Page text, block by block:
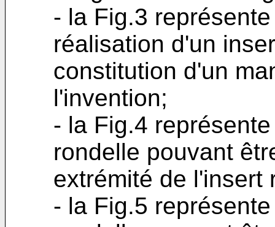
- la Fig.3
réalisation d'un
constitution d'un
l'invention;
- la Fig.4
rondelle pouvant
extrémité de l'insert
- la Fig.5